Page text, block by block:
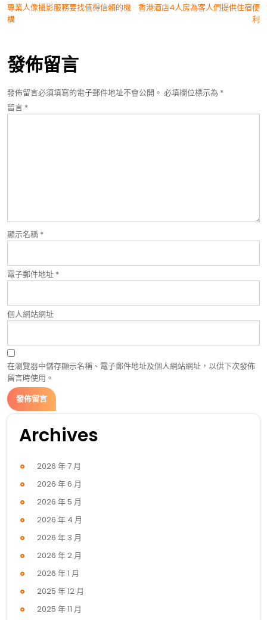
文
章
導
覽
專業人像攝影服務要找值得信賴的機
構
香港酒店4人房為客人們提供住宿便
利
發佈留言
發佈留言必須填寫的電子郵件地址不會公開。 必填欄位標示為 *
留言 *
顯示名稱 *
電子郵件地址 *
個人網站網址
在瀏覽器中儲存顯示名稱、電子郵件地址及個人網站網址，以供下次發佈
留言時使用。
Archives
2026 年 7 月
2026 年 6 月
2026 年 5 月
2026 年 4 月
2026 年 3 月
2026 年 2 月
2026 年 1 月
2025 年 12 月
2025 年 11 月